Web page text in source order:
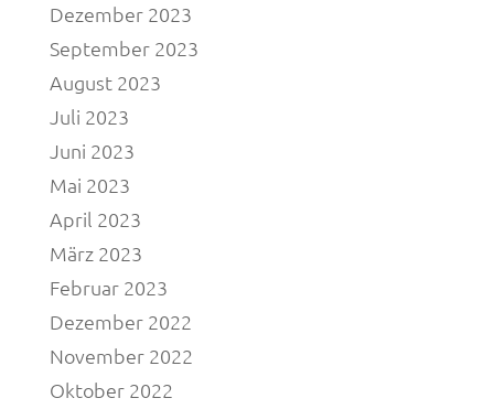
Dezember 2023
September 2023
August 2023
Juli 2023
Juni 2023
Mai 2023
April 2023
März 2023
Februar 2023
Dezember 2022
November 2022
Oktober 2022